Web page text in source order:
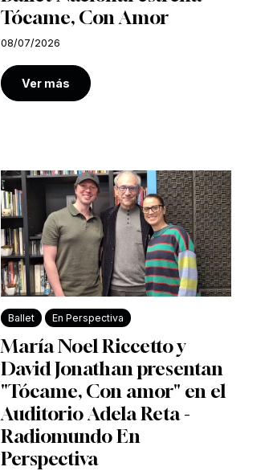
Tócame, Con Amor
08/07/2026
Ver más
Ballet En Perspectiva
María Noel Riccetto y
David Jonathan presentan
"Tócame, Con amor" en el
Auditorio Adela Reta -
Radiomundo En
Perspectiva